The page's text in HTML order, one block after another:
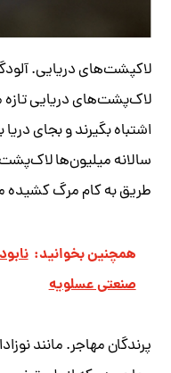
لاکپشت‌های دریایی.
لاک‌پشت‌های دریایی تازه
اشتباه بگیرند و بجای
سالانه میلیون‌ها لاک‌پشت
طریق به کام مرگ
همچنین بخوانید:
صنعتی عسلویه
پرندگان مهاجر. مانند